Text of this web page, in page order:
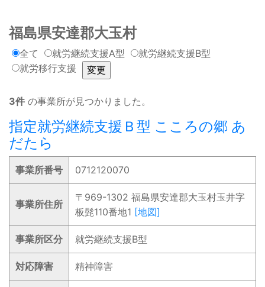
福島県安達郡大玉村
全て 就労継続支援A型
就労継続支援B型
就労移行支援
3件 の事業所が見つかりました。
指定就労継続支援Ｂ型 こころの郷 あ
だたら
事業所番号 0712120070
事業所住所
〒969-1302 福島県安達郡大玉村玉井字
板髭110番地1 [地図]
事業所区分 就労継続支援B型
対応障害 精神障害